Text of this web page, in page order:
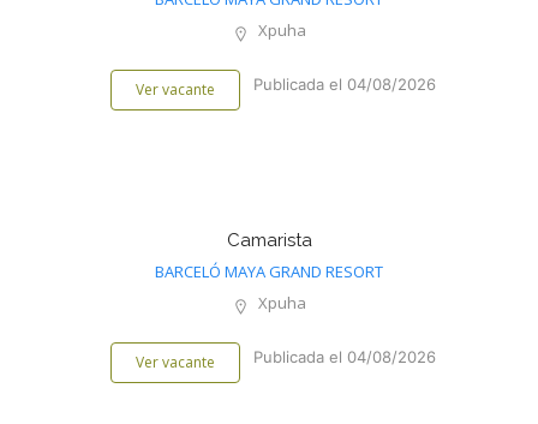
Xpuha
Ver vacante Publicada el 04/08/2026
Camarista
BARCELÓ MAYA GRAND RESORT
Xpuha
Ver vacante Publicada el 04/08/2026